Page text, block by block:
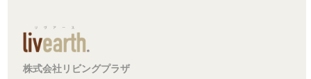
株式会社リビングプラザ